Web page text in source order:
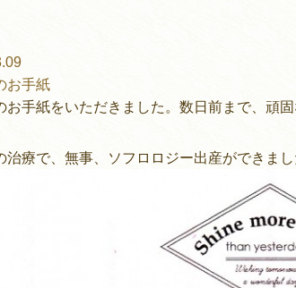
お手紙
お手紙をいただきました。数日前まで、頑
治療で、無事、ソフロロジー出産ができまし